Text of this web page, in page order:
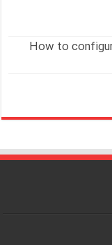
How to